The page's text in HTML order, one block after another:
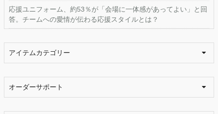
応援ユニフォーム、約53％が「会場に一体感があってよい」と回
答。チームへの愛情が伝わる応援スタイルとは？
アイテムカテゴリー
オーダーサポート